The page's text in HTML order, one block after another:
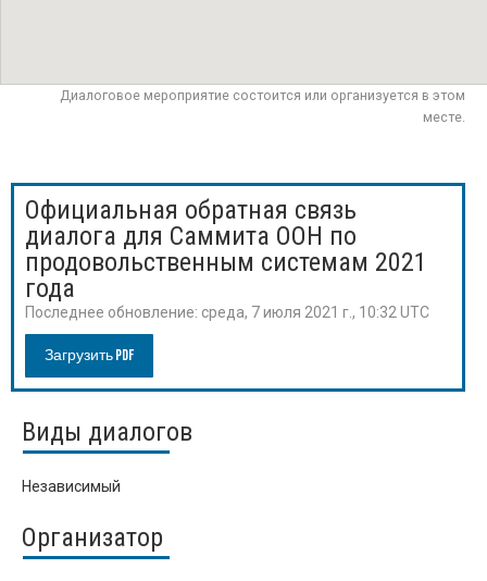
Диалоговое мероприятие состоится или организуется в этом
месте.
Официальная обратная связь
диалога для Саммита ООН по
продовольственным системам 2021
года
Последнее обновление: среда, 7 июля 2021 г., 10:32 UTC
Загрузить PDF
Виды диалогов
Независимый
Организатор